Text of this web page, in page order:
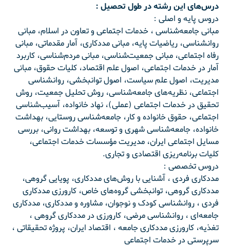
درس‌های‌ این‌ رشته‌ در طول‌ تحصیل :
دروس‌ پایه‌ و اصلی‌ :
مبانی‌ جامعه‌شناسی‌ ، خدمات‌ اجتماعی‌ و تعاون‌ در اسلام‌، مبانی‌
روانشناسی‌، ریاضیات‌ پایه‌، مبانی‌ مددکاری‌، آمار مقدماتی‌، مبانی‌
رفاه‌ اجتماعی‌، مبانی جمعیت‌شناسی‌، مبانی‌ مردم‌شناسی‌، کاربرد
آمار در خدمات‌ اجتماعی‌، اصول‌ علم‌ اقتصاد، کلیات‌ حقوق‌، مبانی‌
مدیریت‌، اصول‌ علم‌ سیاست‌، اصول‌ توانبخشی‌، روانشناسی‌
اجتماعی‌، نظریه‌های‌ جامعه‌شناسی‌، روش‌ تحلیل‌ جمعیت‌، روش‌
تحقیق‌ در خدمات‌ اجتماعی‌ (عملی‌)، نهاد خانواده‌، آسیب‌شناسی‌
اجتماعی‌، حقوق‌ خانواده‌ و کار، جامعه‌شناسی‌ روستایی‌، بهداشت‌
خانواده‌، جامعه‌شناسی‌ شهری‌ و توسعه‌، بهداشت‌ روانی‌، بررسی‌
مسایل‌ اجتماعی‌ ایران‌، مدیریت‌ مؤسسات‌ خدمات‌ اجتماعی‌،
کلیات‌ برنامه‌ریزی‌ اقتصادی‌ و تجاری‌.
دروس‌ تخصصی :
مددکاری‌ فردی‌ ، آشنایی‌ با روش‌های‌ مددکاری‌، پویایی‌ گروهی‌،
مددکاری‌ گروهی‌، توانبخشی‌ گروه‌های‌ خاص‌، کارورزی‌ مددکاری‌
فردی‌ ، روانشناسی‌ کودک‌ و نوجوان‌، مشاوره‌ و مددکاری‌، مددکاری‌
جامعه‌ای‌ ، روانشناسی‌ مرضی‌، کارورزی‌ در مددکاری‌ گروهی‌ ،
تغذیه‌، کارورزی‌ مددکاری‌ جامعه‌ ، اقتصاد ایران‌، پروژه‌ تحقیقاتی‌ ،
سرپرستی‌ در خدمات‌ اجتماعی‌